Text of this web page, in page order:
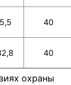
40
40
охраны